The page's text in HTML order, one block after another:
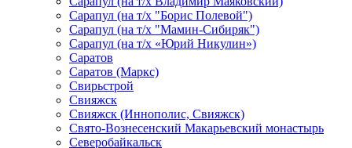
Сарапул (на т/х "Борис Полевой")
Сарапул (на т/х "Мамин-Сибиряк")
Сарапул (на т/х «Юрий Никулин»)
Саратов
Саратов (Маркс)
Свирьстрой
Свияжск
Свияжск (Иннополис, Свияжск)
Свято-Вознесенский Макарьевский монастырь
Северобайкальск